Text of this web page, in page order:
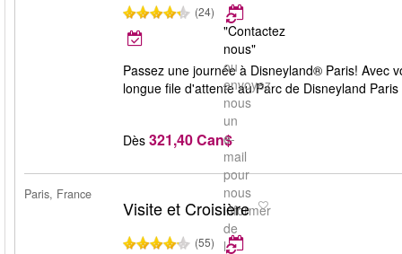
(24)
"Contactez
nous"
ou
envoyez-
nous
un
e-
mail
pour
nous
informer
de
la
Passez une journée à Disneyland® Paris! Avec
longue file d'attente au Parc de Disneyland
Dès 321,40 Can$
Paris, France
Visite et Croisière
(55)